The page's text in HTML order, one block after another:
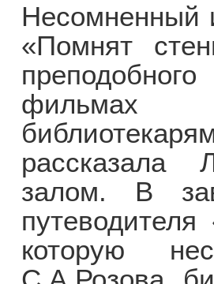
Несомненный
«Помнят
фильмах
рассказала
залом. В
которую